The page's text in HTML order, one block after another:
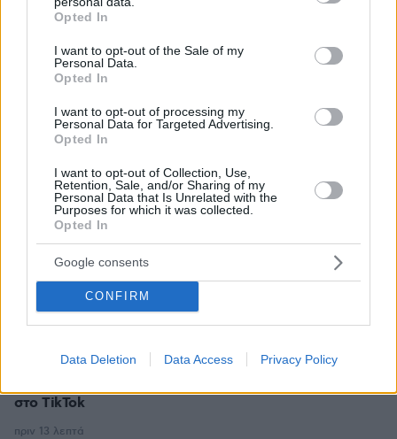
grant or deny consent to Google and its third-party tags to
use your data for below specified purposes in below Google
consent section.
Opted In
I want to opt-out of the Sale of my
Personal Data.
Opted In
I want to opt-out of processing my
Personal Data for Targeted Advertising.
Opted In
I want to opt-out of Collection, Use,
Retention, Sale, and/or Sharing of my
Personal Data that Is Unrelated with the
Purposes for which it was collected.
Opted In
Google consents
CONFIRM
Data Deletion Data Access Privacy Policy
Από μαθητής, φοιτητής σε άλλη πόλη!
Επαγγελματική Εκπαίδευση & Εξειδίκευση: Το Mοντέλο που
σε Bάζει στην Aγορά Eργασίας
26.07.2026, 09:54
ΡΟΗ ΕΙΔΗΣΕΩΝ
Ειδήσεις Δημοφιλή Σχολιασμένα
Τα πιο ακριβά ηλεκτρικά αυτοκίνητα παγκοσμίως
πριν 6 λεπτά
Γυναίκες που άλλαξαν ζωή: «Γιατί άφησα την Αθήνα για
την επαρχία»
πριν 11 λεπτά
Ο Πέρεζ Χίλτον παραμένει σε σοβαρή αλλά σταθερή
κατάσταση, έχασε σημαντική ποσότητα αίματος λέει η
στο TikTok
πριν 13 λεπτά